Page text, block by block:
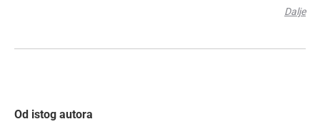
Dalje
Od istog autora